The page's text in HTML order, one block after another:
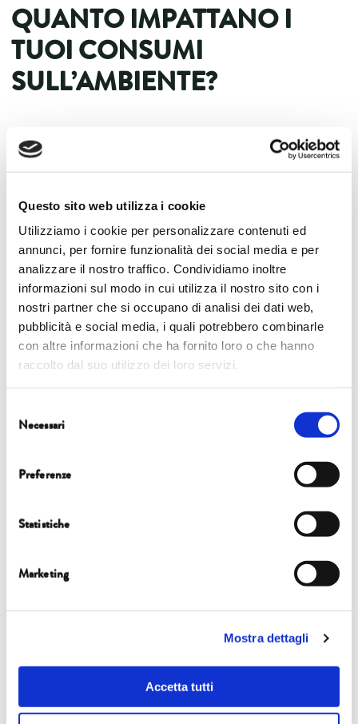
Questo sito web utilizza i cookie
Utilizziamo i cookie per personalizzare contenuti ed
annunci, per fornire funzionalità dei social media e per
analizzare il nostro traffico. Condividiamo inoltre
informazioni sul modo in cui utilizza il nostro sito con i
nostri partner che si occupano di analisi dei dati web,
pubblicità e social media, i quali potrebbero combinarle
con altre informazioni che ha fornito loro o che hanno
raccolto dal suo utilizzo dei loro servizi.
delNecessari
Preferenze
Statistiche
Marketing
Mostra dettagli
Accetta tutti
QUANTO IMPATTANO I
TUOI CONSUMI
SULL’AMBIENTE?
in collaborazione con la Commissione europea
conSerena Danna
Quanto le caratteristiche demografiche e i comportamenti di consumo dei
periodo? Durante l’incontro i partecipanti avranno modo di calcolare
l’impatto ambientale dei loro modelli di consumo e misurare quanto i
cambiamenti di stile di vita possano potenzialmente migliorare la propria
impronta ambientale.